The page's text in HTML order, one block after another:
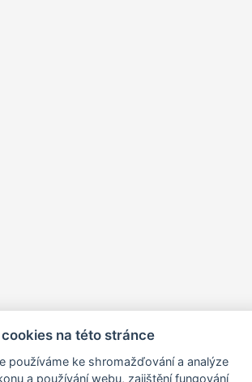
na této stránce
používáme ke shromažďování a analýze
a používání webu, zajištění fungování